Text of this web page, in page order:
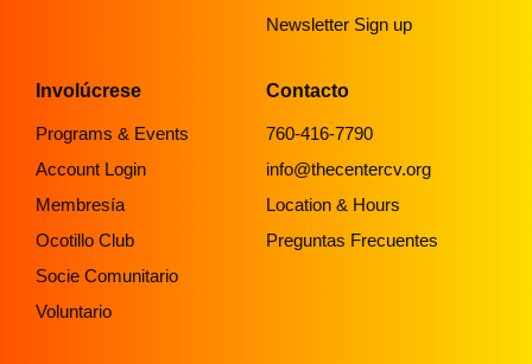
Newsletter Sign up
Involúcrese
Programs & Events
Account Login
Membresía
Ocotillo Club
Socie Comunitario
Voluntario
Contacto
760-416-7790
info@thecentercv.org
Location & Hours
Preguntas Frecuentes